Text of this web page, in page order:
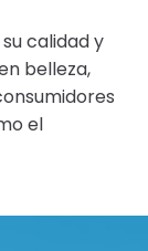
calidad y
belleza,
el